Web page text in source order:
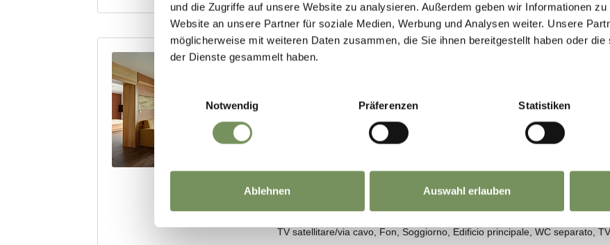
und die Zugriffe auf unsere Website zu analysieren. Außerdem geben wir Informationen
Website an unsere Partner für soziale Medien, Werbung und Analysen weiter. Unsere
möglicherweise mit weiteren Daten zusammen, die Sie ihnen bereitgestellt haben oder
der Dienste gesammelt haben.
Einwilligungsauswahl
Notwendig
Präferenzen Statistiken
Ablehnen Auswahl erlauben